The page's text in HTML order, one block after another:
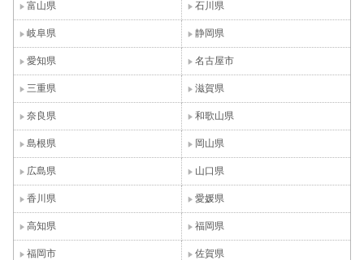
富山県 石川県
岐阜県 静岡県
愛知県 名古屋市
三重県 滋賀県
奈良県 和歌山県
島根県 岡山県
広島県 山口県
香川県 愛媛県
高知県 福岡県
福岡市 佐賀県